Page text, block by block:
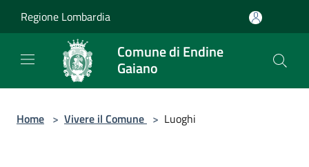
Regione Lombardia
Comune di Endine
Gaiano
Home > Vivere il Comune > Luoghi